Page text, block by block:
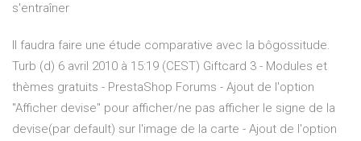
s'entraîner
Il faudra faire une étude comparative avec la bôgossitude.
Turb (d) 6 avril 2010 à 15:19 (CEST) Giftcard 3 - Modules et
thèmes gratuits - PrestaShop Forums - Ajout de l'option
"Afficher devise" pour afficher/ne pas afficher le signe de la
devise(par default) sur l'image de la carte - Ajout de l'option